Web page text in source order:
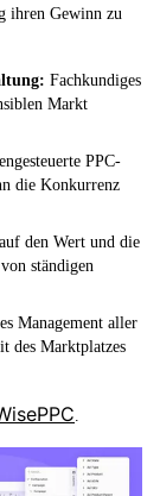
ihren Gewinn zu
Fachkundiges
Markt
PPC-
die Konkurrenz
den Wert und die
ständigen
Management aller
des Marktplatzes
.